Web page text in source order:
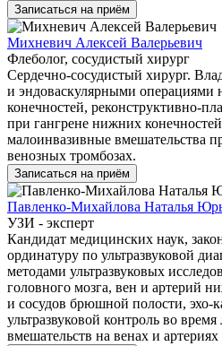
Записаться на приём
Михневич Алексей Валерьевич
Флеболог, сосудистый хирург
Сердечно-сосудистый хирург.
и эндоваскулярными операциями
конечностей, реконструктивно-
при гангрене нижних
малоинвазивные вмешательства
венозных тромбозах.
Записаться на приём
Павленко-Михайлова Наталья
УЗИ - эксперт
Кандидат медицинских наук,
ординатуру по ультразвуковой
методами ультразвуковых
головного мозга, вен и артерий
и сосудов брюшной полости, эхо-
ультразвуковой контроль во
вмешательств на венах и